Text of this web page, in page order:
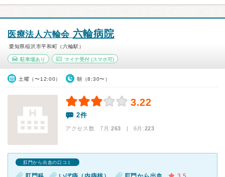
医療法人六輪会 六輪病院
愛知県稲沢市平和町（六輪駅）
駐車場あり マイナ受付(スマホ可)
土曜（〜12:00） 朝（8:30〜）
3.22
2件
アクセス数 7月:263 | 6月:223
肛門から出血の口コミ